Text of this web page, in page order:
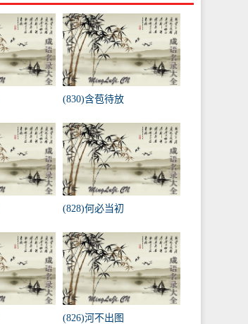
(830)含苞待放
(828)何必当初
(826)河不出图